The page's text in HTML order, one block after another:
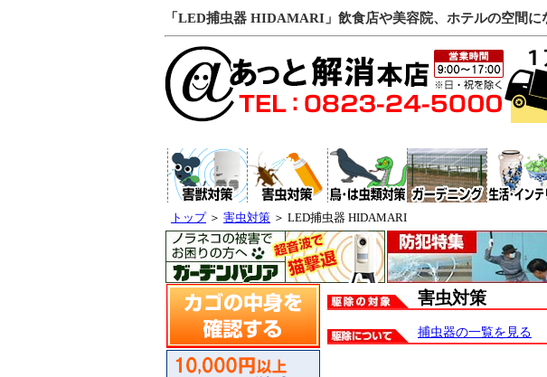
「LED捕虫器 HIDAMARI」飲食店や美容院、ホテルの空
トップ ＞ 害虫対策 ＞ LED捕虫器 HIDAMARI
害虫対策
捕虫器の一覧を見る